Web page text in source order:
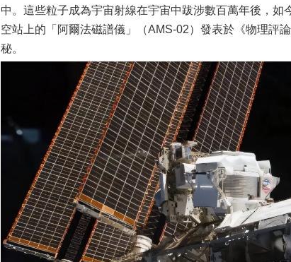
中。這些粒子成為宇宙射線在宇宙中跋涉數百萬年後，
空站上的「阿爾法磁譜儀」（AMS-02）發表於《物理評
秘。